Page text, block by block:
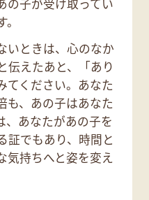
子が受け取ってい
いときは、心のなか
伝えたあと、「あり
てください。あなた
も、あの子はあなた
、あなたがあの子を
証でもあり、時間と
気持ちへと姿を変え